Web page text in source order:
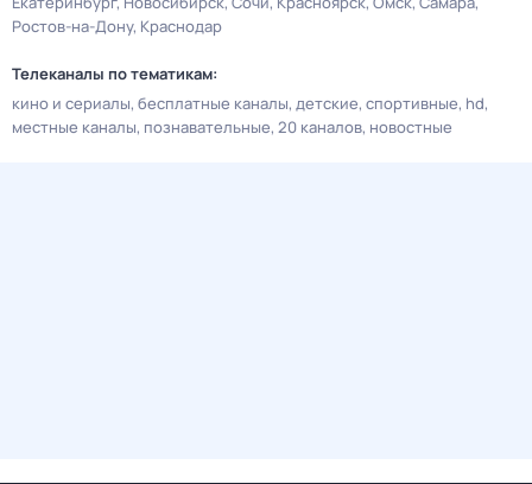
Ростов-на-Дону Краснодар
Телеканалы по тематикам:
кино и сериалы бесплатные каналы детские спортивные hd
местные каналы познавательные 20 каналов новостные